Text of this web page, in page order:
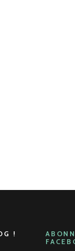
!